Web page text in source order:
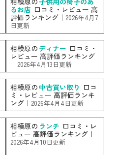
るお店 口コミ・レビュー 高
評価ランキング｜ 2026年4月7
日更新
相模原の ディナー 口コミ・
レビュー 高評価ランキング
｜ 2026年4月13日更新
相模原の 中古買い取り 口コ
ミ・レビュー 高評価ランキ
ング｜ 2026年4月4日更新
相模原の ランチ 口コミ・レ
ビュー 高評価ランキング｜
2026年4月10日更新